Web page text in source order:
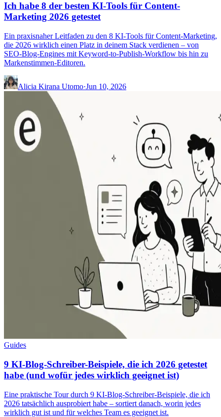
Ich habe 8 der besten KI-Tools für Content-
Marketing 2026 getestet
Ein praxisnaher Leitfaden zu den 8 KI-Tools für Content-Marketing,
die 2026 wirklich einen Platz in deinem Stack verdienen – von
SEO-Blog-Engines mit Keyword-to-Publish-Workflow bis hin zu
Markenstimmen-Editoren.
Alicia Kirana Utomo·Jun 10, 2026
Guides
9 KI-Blog-Schreiber-Beispiele, die ich 2026 getestet
habe (und wofür jedes wirklich geeignet ist)
Eine praktische Tour durch 9 KI-Blog-Schreiber-Beispiele, die ich
2026 tatsächlich ausprobiert habe – sortiert danach, worin jedes
wirklich gut ist und für welches Team es geeignet ist.